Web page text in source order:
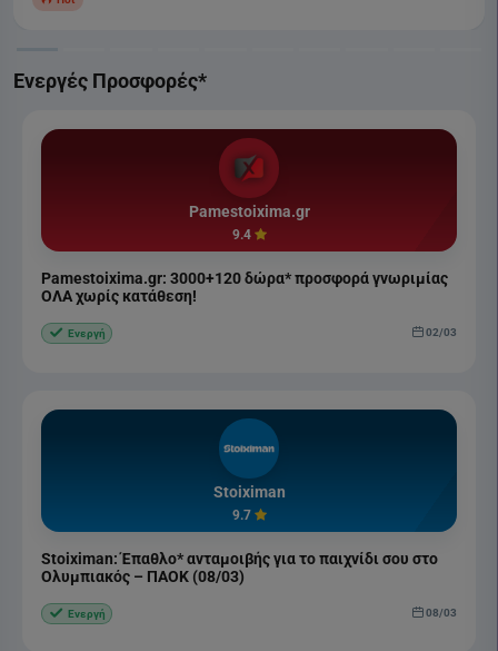
Ενεργές Προσφορές*
Pamestoixima.gr
9.4
Pamestoixima.gr: 3000+120 δώρα* προσφορά γνωριμίας
ΟΛΑ χωρίς κατάθεση!
Ενεργή 02/03
Stoiximan
9.7
Stoiximan: Έπαθλο* ανταμοιβής για το παιχνίδι σου στο
Ολυμπιακός – ΠΑΟΚ (08/03)
Ενεργή 08/03